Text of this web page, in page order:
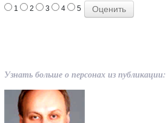
1 2 3 4 5
Узнать больше о персонах из публикации: